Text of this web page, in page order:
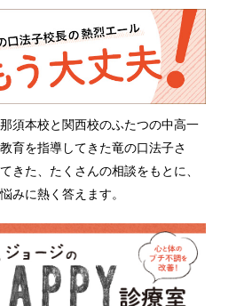
須本校と関西校のふたつの中高一
育を指導してきた竜の口法子さ
きた、たくさんの相談をもとに、
みに熱く答えます。